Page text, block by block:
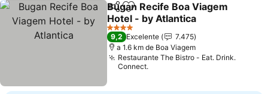
PartilharAdicionar aos favoritos
Bugan Recife Boa Viagem
Hotel - by Atlantica
Ver preços
4 Estrelas
9,2 Excelente
7.475
a 1.6 km de Boa Viagem
Restaurante The Bistro - Eat. Drink.
Connect.